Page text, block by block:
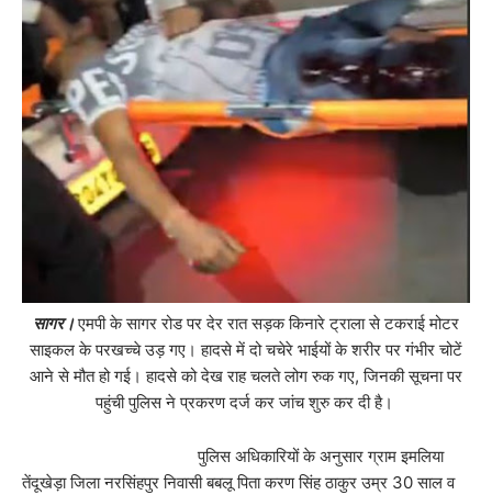
सागर।एमपी के सागर रोड पर देर रात सड़क किनारे ट्राला से टकराई मोटर
साइकल के परखच्चे उड़ गए। हादसे में दो चचेरे भाईयों के शरीर पर गंभीर चोटें
आने से मौत हो गई। हादसे को देख राह चलते लोग रुक गए, जिनकी सूचना पर
पहुंची पुलिस ने प्रकरण दर्ज कर जांच शुरु कर दी है।
पुलिस अधिकारियों के अनुसार ग्राम इमलिया
तेंदूखेड़ा जिला नरसिंहपुर निवासी बबलू पिता करण सिंह ठाकुर उम्र 30 साल व